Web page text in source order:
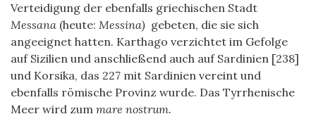
Verteidigung der ebenfalls griechischen Stadt
Messana (heute: Messina) gebeten, die sie sich
angeeignet hatten. Karthago verzichtet im Gefolge
auf Sizilien und anschließend auch auf Sardinien [238]
und Korsika, das 227 mit Sardinien vereint und
ebenfalls römische Provinz wurde. Das Tyrrhenische
Meer wird zum mare nostrum.